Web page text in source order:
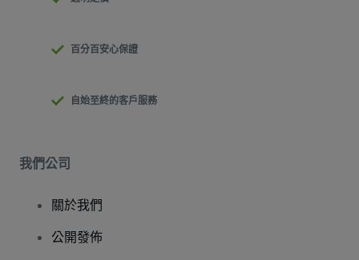
百分百安心保證
自始至終的客戶服務
我們公司
關於我們
公開發佈